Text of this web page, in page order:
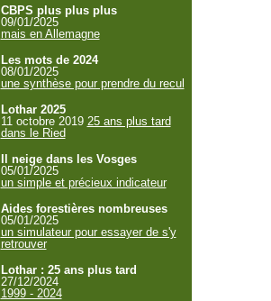
CBPS plus plus plus
09/01/2025
mais en Allemagne
Les mots de 2024
08/01/2025
une synthèse pour prendre du recul
Lothar 2025
11 octobre 2019 25 ans plus tard
dans le Ried
Il neige dans les Vosges
05/01/2025
un simple et précieux indicateur
Aides forestières nombreuses
05/01/2025
un simulateur pour essayer de s'y
retrouver
Lothar : 25 ans plus tard
27/12/2024
1999 - 2024